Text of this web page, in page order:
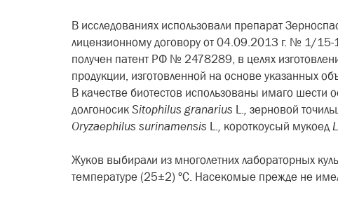
В исследованиях использовали препарат
лицензионному договору от 04.09.2013 г. № 1/15-
получен патент РФ № 2478289, в целях
продукции, изготовленной на основе указанных
В качестве биотестов использованы имаго
долгоносикSitophilus granarius L., зерновой
Oryzaephilus surinamensis L., короткоусый мукоед
Жуков выбирали из многолетних лабораторных
температуре (25±2) ºС. Насекомые прежде не